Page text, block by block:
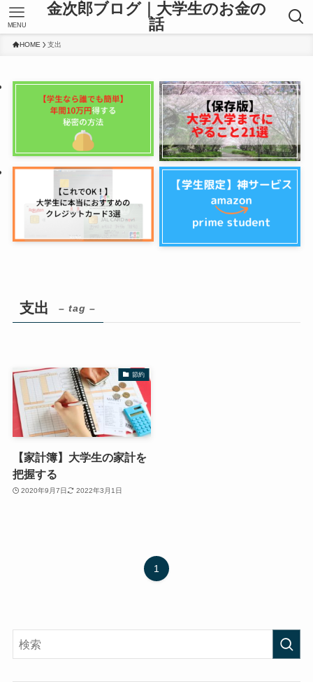
金次郎ブログ｜大学生のお金の
話
MENU
HOME 支出
支出 – tag –
節約
【家計簿】大学生の家計を
把握する
2020年9月7日 2022年3月1日
1